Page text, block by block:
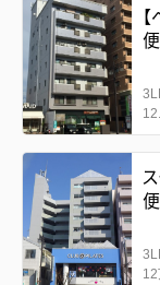
12